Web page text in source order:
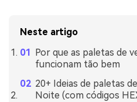
Neste artigo
Por que as paletas de
funcionam tão bem
20+ Ideias de paletas
Noite (com códigos